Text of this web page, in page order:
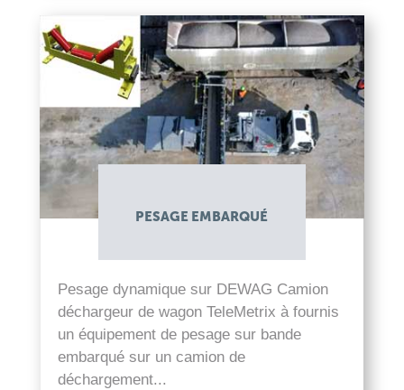
PESAGE EMBARQUÉ
Pesage dynamique sur DEWAG Camion
déchargeur de wagon TeleMetrix à fournis
un équipement de pesage sur bande
embarqué sur un camion de
déchargement...